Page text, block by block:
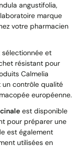
angustifolia,
marque
votre pharmacien
et
résistant pour
Calmelia
contrôle qualité
européenne.
est disponible
pour préparer une
est également
utilisées en